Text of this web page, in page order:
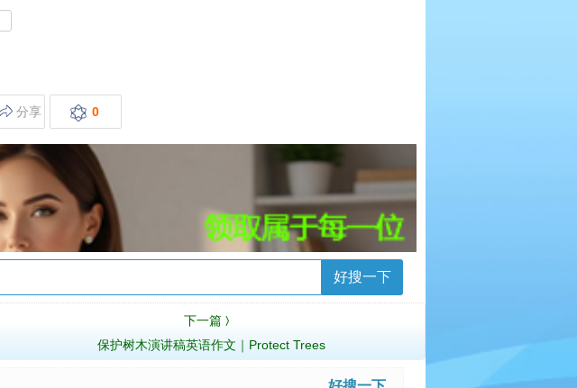
分享 0
好搜一下
下一篇 〉
保护树木演讲稿英语作文｜Protect Trees